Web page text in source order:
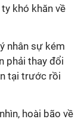
khó khăn về
nhân sự kém
phải thay đổi
tại trước rồi
hoài bão về